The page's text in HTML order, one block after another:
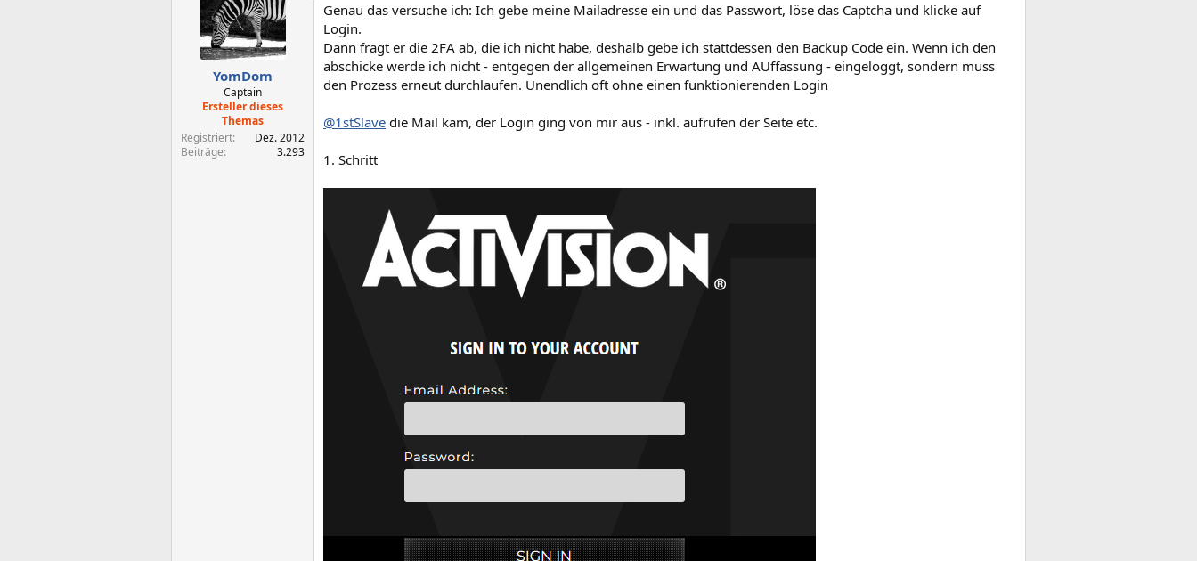
YomDom
Captain
Ersteller dieses
Themas
Registriert
Dez. 2012
Beiträge
3.293
Genau das versuche ich: Ich gebe meine Mailadresse ein und das Passwort, löse das Captcha und klicke auf
Login.
Dann fragt er die 2FA ab, die ich nicht habe, deshalb gebe ich stattdessen den Backup Code ein. Wenn ich den
abschicke werde ich nicht - entgegen der allgemeinen Erwartung und AUffassung - eingeloggt, sondern muss
den Prozess erneut durchlaufen. Unendlich oft ohne einen funktionierenden Login
@1stSlave die Mail kam, der Login ging von mir aus - inkl. aufrufen der Seite etc.
1. Schritt